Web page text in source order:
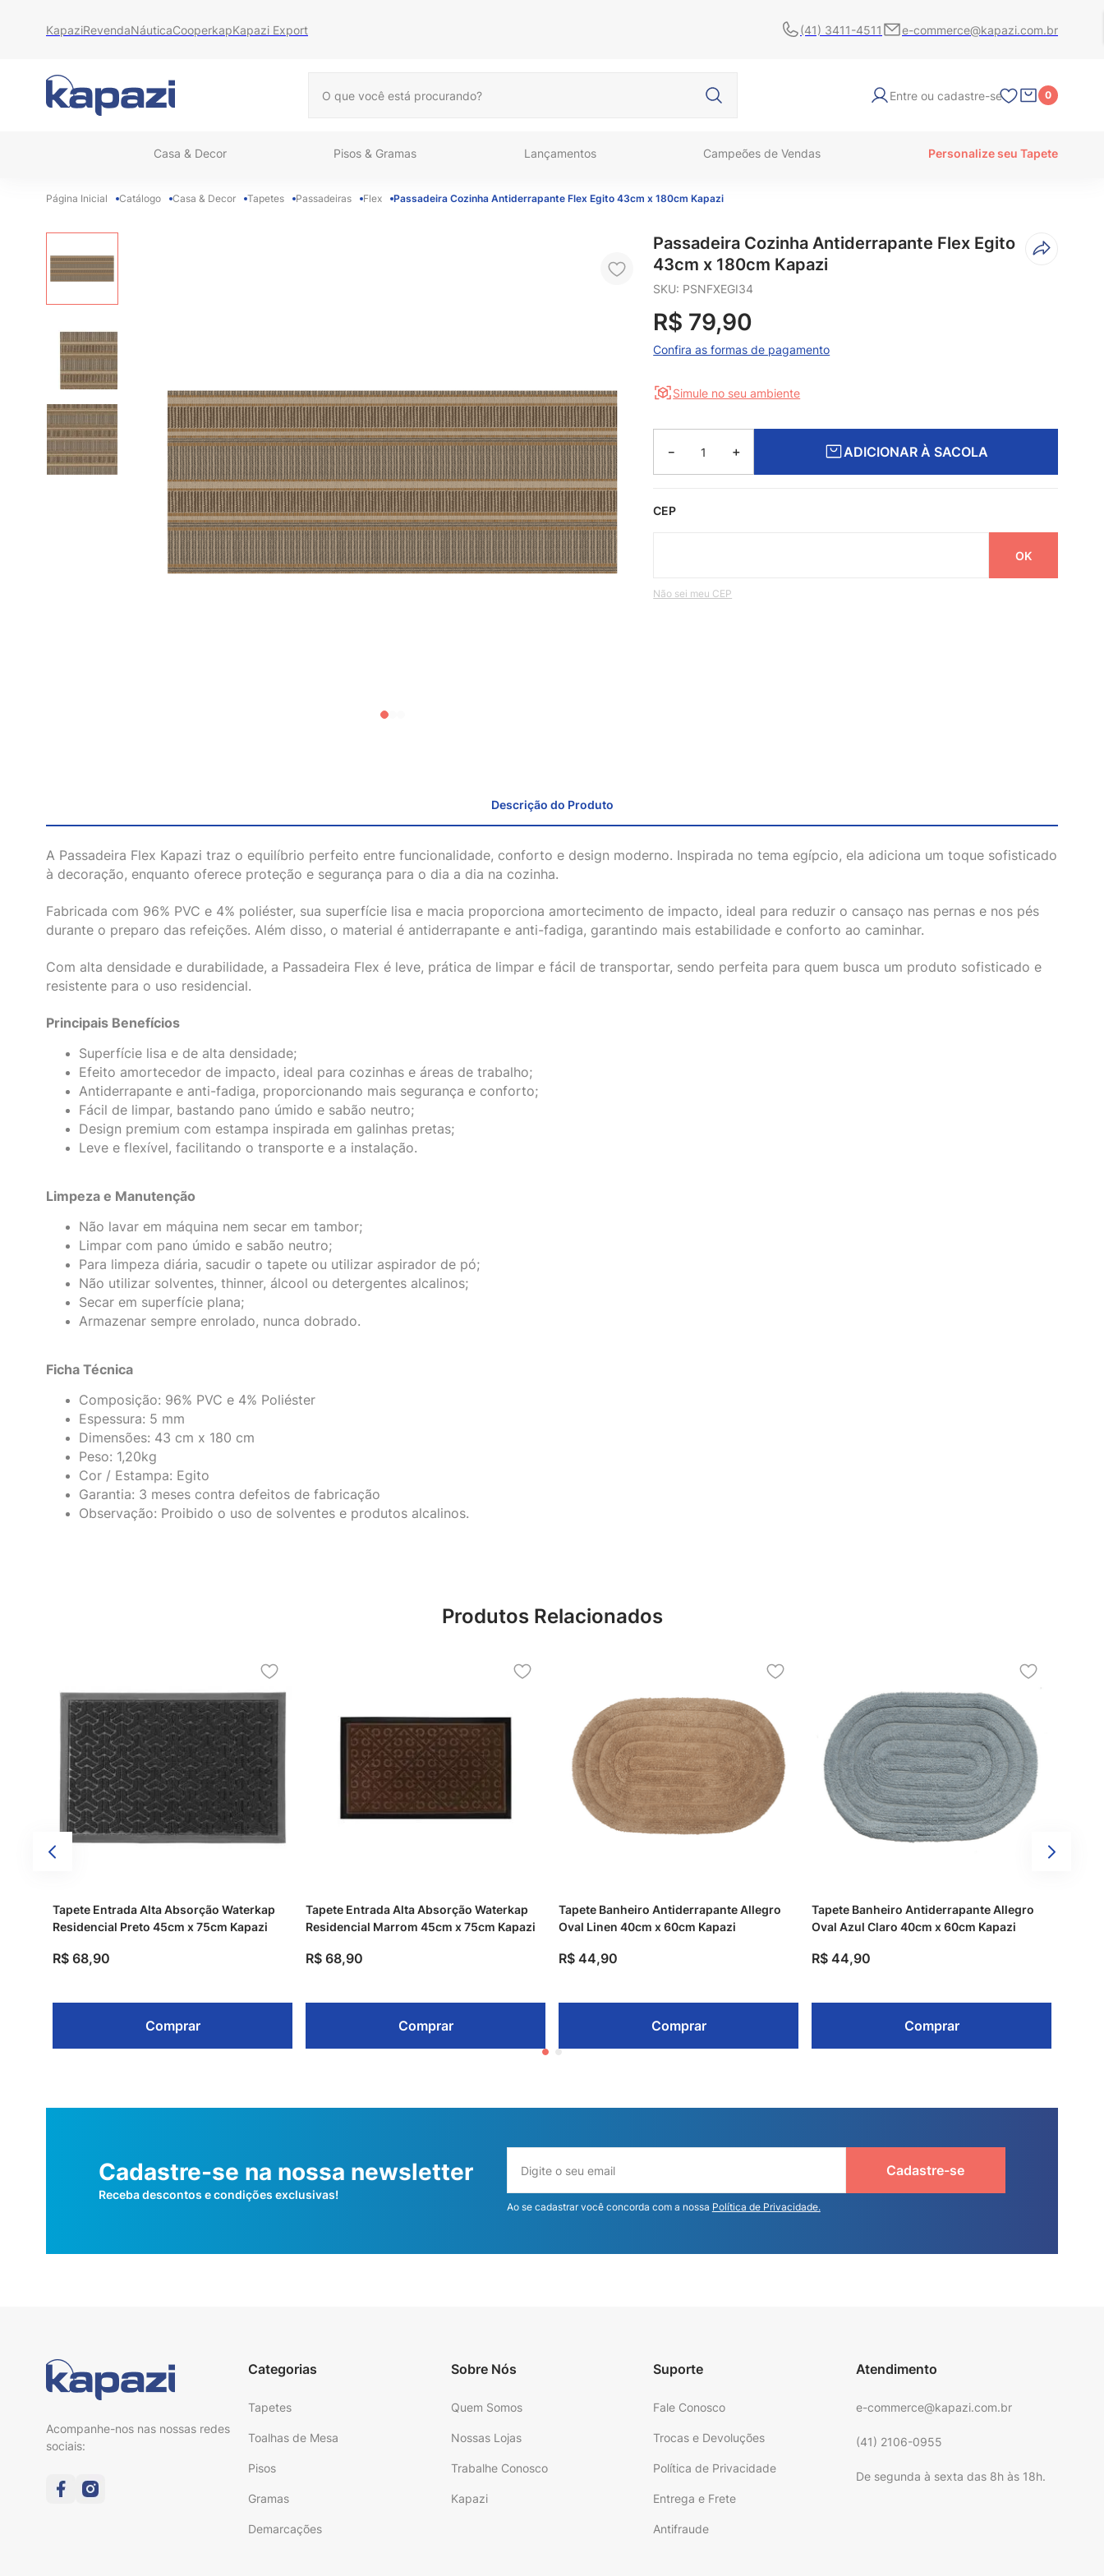
KapaziRevendaNáuticaCooperkapKapazi Export (41) 3411-4511 e-commerce@kapazi.com.br
Entre ou cadastre-se 0
Casa & Decor Pisos & Gramas Lançamentos Campeões de Vendas Personalize seu Tapete
Catálogo Casa & Decor Tapetes Passadeiras Flex Passadeira Cozinha Antiderrapante Flex Egito 43cm x 180cm Kapazi
Passadeira Cozinha Antiderrapante Flex Egito
43cm x 180cm Kapazi
SKU: PSNFXEGI34
R$ 79,90
Confira as formas de pagamento
Simule no seu ambiente
＋
－ ADICIONAR À SACOLA
CEP
Não sei meu CEP
Descrição do Produto
A Passadeira Flex Kapazi traz o equilíbrio perfeito entre funcionalidade, conforto e design moderno. Inspirada no tema egípcio, ela adiciona um toque sofisticado
à decoração, enquanto oferece proteção e segurança para o dia a dia na cozinha.
Fabricada com 96% PVC e 4% poliéster, sua superfície lisa e macia proporciona amortecimento de impacto, ideal para reduzir o cansaço nas pernas e nos pés
durante o preparo das refeições. Além disso, o material é antiderrapante e anti-fadiga, garantindo mais estabilidade e conforto ao caminhar.
Com alta densidade e durabilidade, a Passadeira Flex é leve, prática de limpar e fácil de transportar, sendo perfeita para quem busca um produto sofisticado e
resistente para o uso residencial.
Principais Benefícios
Superfície lisa e de alta densidade;
Efeito amortecedor de impacto, ideal para cozinhas e áreas de trabalho;
Antiderrapante e anti-fadiga, proporcionando mais segurança e conforto;
Fácil de limpar, bastando pano úmido e sabão neutro;
Design premium com estampa inspirada em galinhas pretas;
Leve e flexível, facilitando o transporte e a instalação.
Limpeza e Manutenção
Não lavar em máquina nem secar em tambor;
Limpar com pano úmido e sabão neutro;
Para limpeza diária, sacudir o tapete ou utilizar aspirador de pó;
Não utilizar solventes, thinner, álcool ou detergentes alcalinos;
Secar em superfície plana;
Armazenar sempre enrolado, nunca dobrado.
Ficha Técnica
Composição: 96% PVC e 4% Poliéster
Espessura: 5 mm
Dimensões: 43 cm x 180 cm
Peso: 1,20kg
Cor / Estampa: Egito
Garantia: 3 meses contra defeitos de fabricação
Observação: Proibido o uso de solventes e produtos alcalinos.
Produtos Relacionados
Tapete Entrada Alta Absorção Waterkap
Residencial Preto 45cm x 75cm Kapazi
R$ 68,90
Comprar
Tapete Entrada Alta Absorção Waterkap
Residencial Marrom 45cm x 75cm Kapazi
R$ 68,90
Comprar
Tapete Banheiro Antiderrapante Allegro
Oval Linen 40cm x 60cm Kapazi
R$ 44,90
Comprar
Tapete Banheiro Antiderrapante Allegro
Oval Azul Claro 40cm x 60cm Kapazi
R$ 44,90
Comprar
Cadastre-se na nossa newsletter
Receba descontos e condições exclusivas!
Cadastre-se
Ao se cadastrar você concorda com a nossa Política de Privacidade.
Acompanhe-nos nas nossas redes
sociais:
Categorias
Tapetes
Toalhas de Mesa
Pisos
Gramas
Demarcações
Sobre Nós
Quem Somos
Nossas Lojas
Trabalhe Conosco
Kapazi
Suporte
Fale Conosco
Trocas e Devoluções
Política de Privacidade
Entrega e Frete
Antifraude
Atendimento
e-commerce@kapazi.com.br
(41) 2106-0955
De segunda à sexta das 8h às 18h.